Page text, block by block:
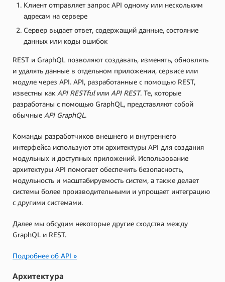
Клиент отправляет запрос API одному или нескольким
адресам на сервере
Сервер выдает ответ, содержащий данные, состояние
данных или коды ошибок
REST и GraphQL позволяют создавать, изменять, обновлять
и удалять данные в отдельном приложении, сервисе или
модуле через API. API, разработанные с помощью REST,
известны как API RESTfulили API REST. Те, которые
разработаны с помощью GraphQL, представляют собой
обычные API GraphQL.
Команды разработчиков внешнего и внутреннего
интерфейса используют эти архитектуры API для создания
модульных и доступных приложений. Использование
архитектуры API помогает обеспечить безопасность,
модульность и масштабируемость систем, а также делает
системы более производительными и упрощает интеграцию
с другими системами.
Далее мы обсудим некоторые другие сходства между
GraphQL и REST.
Подробнее об API »
Архитектура